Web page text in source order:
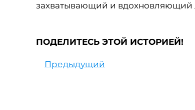
захватывающий и вдохновляющий
ПОДЕЛИТЕСЬ ЭТОЙ ИСТОРИЕЙ!
Предыдущий